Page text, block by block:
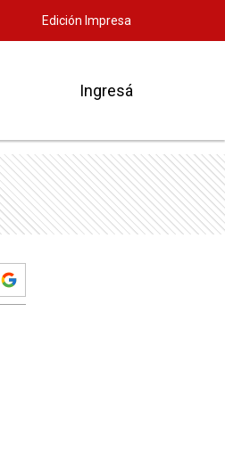
Edición Impresa
Ingresá